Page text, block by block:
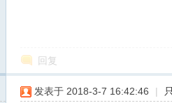
回复
发表于 2018-3-7 16:42:46 |